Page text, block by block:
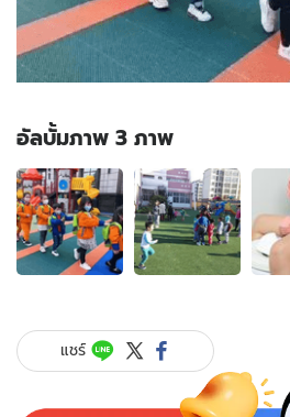
อัลบั้มภาพ 3 ภาพ
อัลบั้ม
ภาพ
3
ภาพ
ของ
ทรุด!
ลูกสาว
ขวบ
แชร์